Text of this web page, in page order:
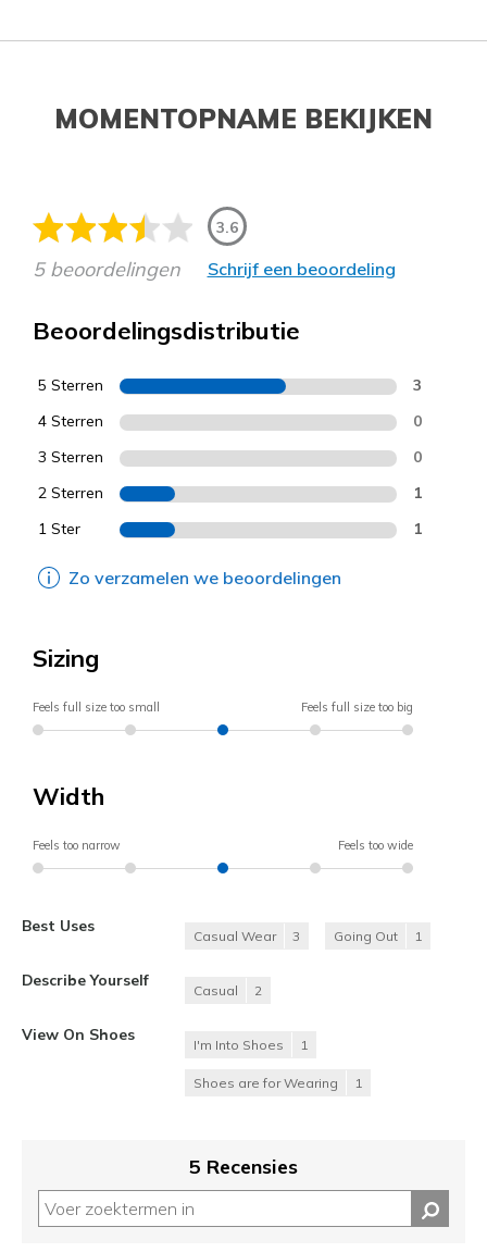
MOMENTOPNAME BEKIJKEN
3.6
5 beoordelingen Schrijf een beoordeling
Beoordelingsdistributie
5 Sterren 3
4 Sterren 0
3 Sterren 0
2 Sterren 1
1 Ster 1
Zo verzamelen we beoordelingen
Sizing
Feels full size too small Feels full size too big
Width
Feels too narrow Feels too wide
Best Uses
Casual Wear 3 Going Out 1
Describe Yourself
Casual 2
View On Shoes
I'm Into Shoes 1
Shoes are for Wearing 1
5 Recensies